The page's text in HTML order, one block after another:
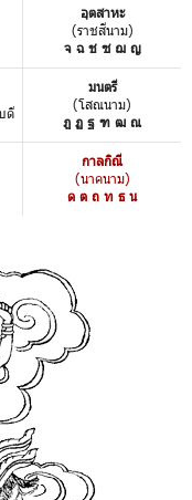
อุตสาหะ
(ราชสีนาม)
จ ฉ ช ซ ฌ ญ
ดี
มนตรี
(โสณนาม)
ฎ ฏ ฐ ฑ ฒ ณ
กาลกิณี
(นาคนาม)
ด ต ถ ท ธ น